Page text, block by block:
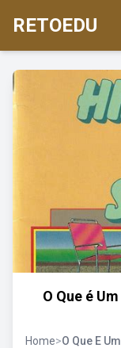
RETOEDU
O Que é
Home>O Que E